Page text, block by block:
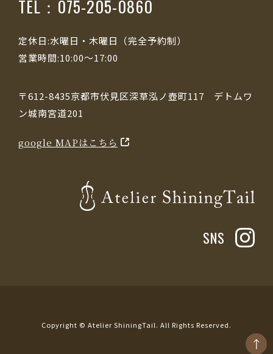
TEL：075-205-0860
定休日:水曜日・木曜日（完全予約制）
営業時間:10:00～17:00
〒612-8435京都市伏見区深草泓ノ壺町117 デトムワ
ン城南宮道201
google MAPはこちら
SNS
Copyright © Atelier ShiningTail. All Rights Reserved.